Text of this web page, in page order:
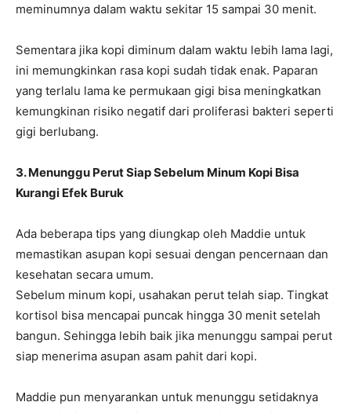
meminumnya dalam waktu sekitar 15 sampai 30 menit.
Sementara jika kopi diminum dalam waktu lebih lama lagi,
ini memungkinkan rasa kopi sudah tidak enak. Paparan
yang terlalu lama ke permukaan gigi bisa meningkatkan
kemungkinan risiko negatif dari proliferasi bakteri seperti
gigi berlubang.
3. Menunggu Perut Siap Sebelum Minum Kopi Bisa
Kurangi Efek Buruk
Ada beberapa tips yang diungkap oleh Maddie untuk
memastikan asupan kopi sesuai dengan pencernaan dan
kesehatan secara umum.
Sebelum minum kopi, usahakan perut telah siap. Tingkat
kortisol bisa mencapai puncak hingga 30 menit setelah
bangun. Sehingga lebih baik jika menunggu sampai perut
siap menerima asupan asam pahit dari kopi.
Maddie pun menyarankan untuk menunggu setidaknya